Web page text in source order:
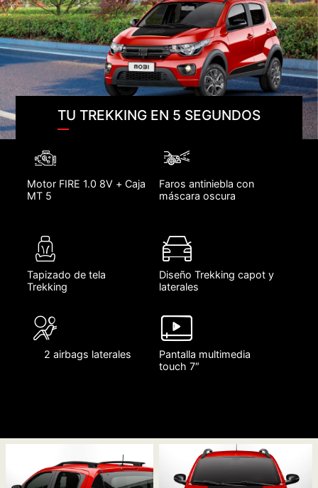
TU TREKKING EN 5 SEGUNDOS
Motor FIRE 1.0 8V + Caja
MT 5
Faros antiniebla con
máscara oscura
Tapizado de tela
Trekking
Diseño Trekking capot y
laterales
2 airbags laterales
Pantalla multimedia
touch 7″